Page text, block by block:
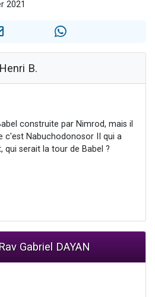
musiques dans Torah-Box Music
2 personnes viennent de nous rejoindre sur WhatsApp
2021
B.
construite par Nimrod, mais il
c'est Nabuchodonosor II qui a
qui serait la tour de Babel ?
Gabriel DAYAN